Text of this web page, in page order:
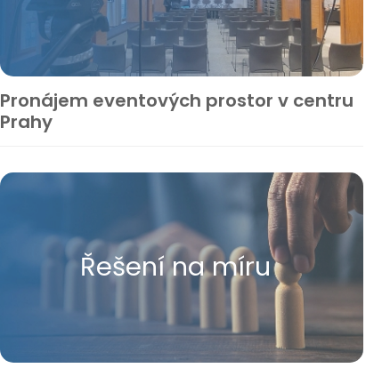
Pronájem eventových prostor v centru
Prahy
Řešení na míru